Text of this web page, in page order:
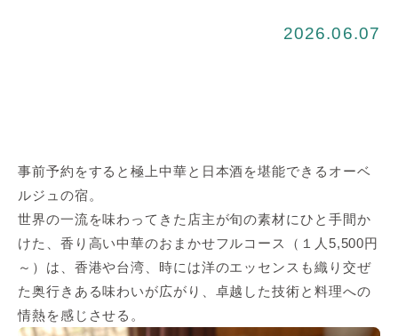
2026.06.07
事前予約をすると極上中華と日本酒を堪能できるオーベ
ルジュの宿。
世界の一流を味わってきた店主が旬の素材にひと手間か
けた、香り高い中華のおまかせフルコース（１人5,500円
～）は、香港や台湾、時には洋のエッセンスも織り交ぜ
た奥行きある味わいが広がり、卓越した技術と料理への
情熱を感じさせる。